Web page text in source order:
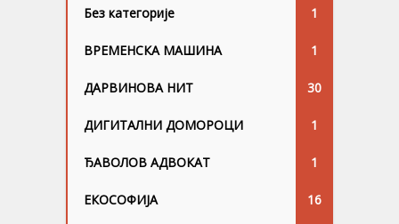
Без категорије 1
ВРЕМЕНСКА МАШИНА 1
ДАРВИНОВА НИТ 30
ДИГИТАЛНИ ДОМОРОЦИ 1
ЂАВОЛОВ АДВОКАТ 1
ЕКОСОФИЈА 16